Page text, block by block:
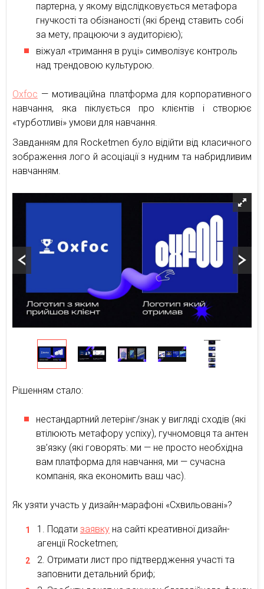
партерна, у якому відслідковується метафора
гнучкості та обізнаності (які бренд ставить собі
за мету, працюючи з аудиторією);
віжуал «тримання в руці» символізує контроль
над трендовою культурою.
Oxfoc — мотиваційна платформа для корпоративного
навчання, яка піклується про клієнтів і створює
«турботливі» умови для навчання.
Завданням для Rocketmen було відійти від класичного
зображення лого й асоціації з нудним та набридливим
навчанням.
Рішенням стало:
нестандартний летерінг/знак у вигляді сходів (які
втілюють метафору успіху), гучномовця та антен
зв’язку (які говорять: ми — не просто необхідна
вам платформа для навчання, ми — сучасна
компанія, яка економить ваш час).
Як узяти участь у дизайн-марафоні «Схвильовані»?
Подати заявку на сайті креативної дизайн-
агенції Rocketmen;
Отримати лист про підтвердження участі та
заповнити детальний бриф;